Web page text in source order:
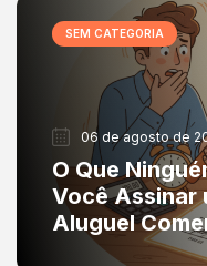
SEM CATEGORIA
06 de agosto de
O Que
Você Assinar
Aluguel